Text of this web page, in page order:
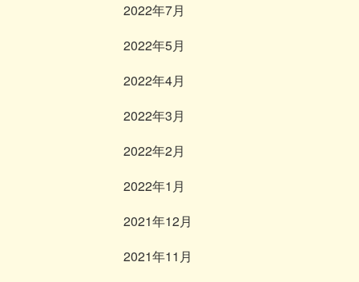
2022年7月
2022年5月
2022年4月
2022年3月
2022年2月
2022年1月
2021年12月
2021年11月